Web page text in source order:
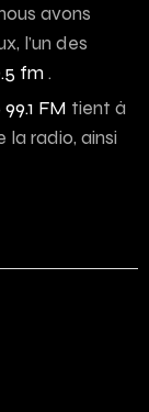
avons
l’un des
fm.
FM tient à
la radio, ainsi